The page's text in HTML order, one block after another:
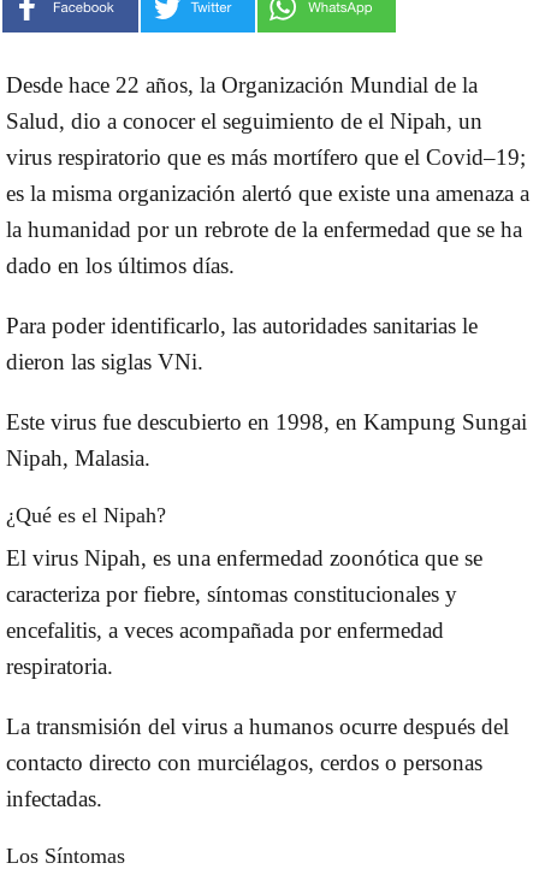
Desde hace 22 años, la Organización Mundial de la
Salud, dio a conocer el seguimiento de el Nipah, un
virus respiratorio que es más mortífero que el Covid–19;
es la misma organización alertó que existe una amenaza a
la humanidad por un rebrote de la enfermedad que se ha
dado en los últimos días.
Para poder identificarlo, las autoridades sanitarias le
dieron las siglas VNi.
Este virus fue descubierto en 1998, en Kampung Sungai
Nipah, Malasia.
¿Qué es el Nipah?
El virus Nipah, es una enfermedad zoonótica que se
caracteriza por fiebre, síntomas constitucionales y
encefalitis, a veces acompañada por enfermedad
respiratoria.
La transmisión del virus a humanos ocurre después del
contacto directo con murciélagos, cerdos o personas
infectadas.
Los Síntomas